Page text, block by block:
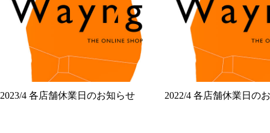
2023/4 各店舗休業日のお知らせ 2022/4 各店舗休業日の